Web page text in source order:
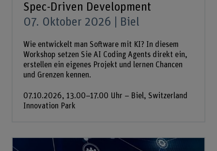
Spec-Driven Development
07. Oktober 2026 | Biel
Wie entwickelt man Software mit KI? In diesem
Workshop setzen Sie AI Coding Agents direkt ein,
erstellen ein eigenes Projekt und lernen Chancen
und Grenzen kennen.
07.10.2026, 13.00–17.00 Uhr – Biel, Switzerland
Innovation Park